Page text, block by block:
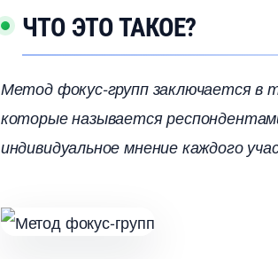
ЧТО ЭТО ТАКОЕ?
Метод фокус-групп заключается в
которые называется
индивидуальное мнение каждого